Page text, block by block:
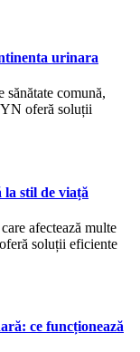
urinara
comună,
oferă soluții
stil de viață
afectează multe
soluții eficiente
ce funcționează